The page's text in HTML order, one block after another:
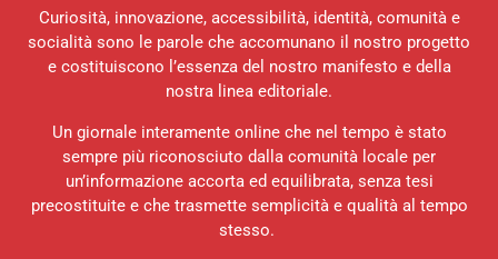
Curiosità, innovazione, accessibilità, identità, comunità e
socialità sono le parole che accomunano il nostro progetto
e costituiscono l’essenza del nostro manifesto e della
nostra linea editoriale.
Un giornale interamente online che nel tempo è stato
sempre più riconosciuto dalla comunità locale per
un’informazione accorta ed equilibrata, senza tesi
precostituite e che trasmette semplicità e qualità al tempo
stesso.